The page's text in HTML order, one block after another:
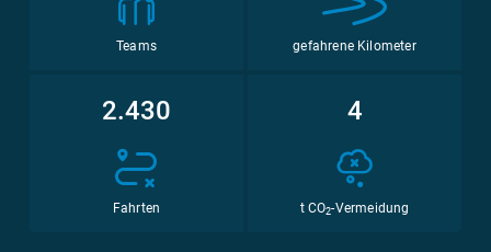
Teams gefahrene Kilometer
2.430
Fahrten
4
t CO2-Vermeidung